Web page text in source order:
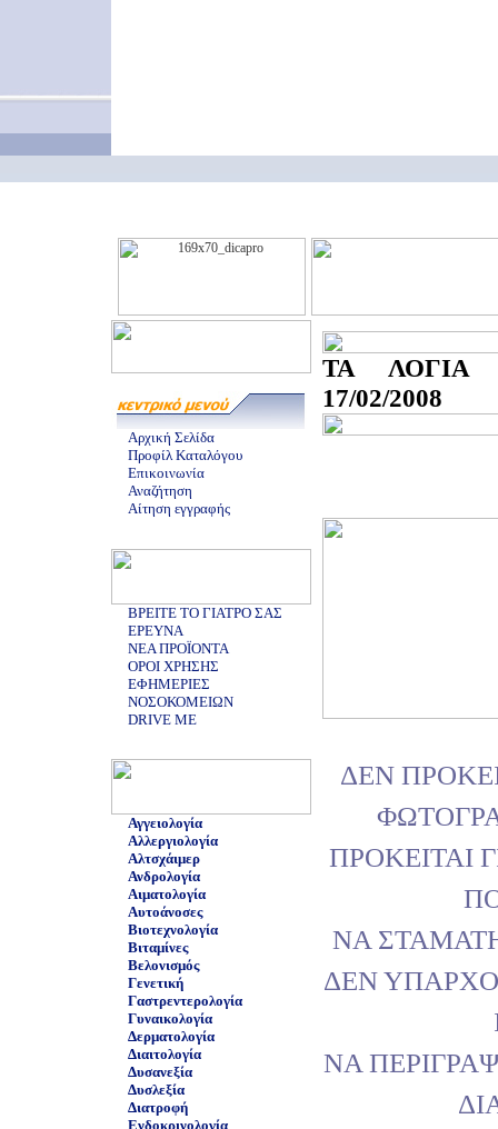
Αρχική Σελίδα
Προφίλ Καταλόγου
Επικοινωνία
Αναζήτηση
Αίτηση εγγραφής
ΒΡΕΙΤΕ ΤΟ ΓΙΑΤΡΟ ΣΑΣ
ΕΡΕΥΝΑ
ΝΕΑ ΠΡΟΪΟΝΤΑ
ΟΡΟΙ ΧΡΗΣΗΣ
ΕΦΗΜΕΡΙΕΣ
ΝΟΣΟΚΟΜΕΙΩΝ
DRIVE ME
Αγγειολογία
Αλλεργιολογία
Αλτσχάιμερ
Ανδρολογία
Αιματολογία
Αυτοάνοσες
Βιοτεχνολογία
Βιταμίνες
Βελονισμός
Γενετική
Γαστρεντερολογία
Γυναικολογία
Δερματολογία
Διαιτολογία
Δυσανεξία
Δυσλεξία
Διατροφή
Ενδοκρινολογία
ΤΑ ΛΟΓΙΑ
17/02/2008
ΔΕΝ
ΠΡΟΚΕΙΤΑΙ
ΝΑ
ΔΕΝ
ΝΑ